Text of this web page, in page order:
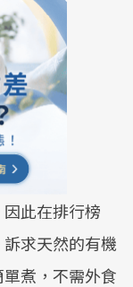
此在排行榜
求天然的有機
煮，不需外食